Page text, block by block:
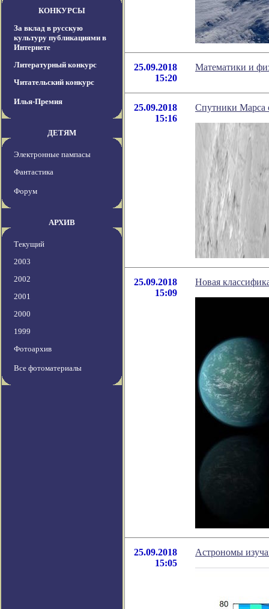
КОНКУРСЫ
За вклад в русскую
культуру публикациями в
Интернете
Литературный конкурс
Читательский конкурс
Илья-Премия
ДЕТЯМ
Электронные пампасы
Фантастика
Форум
АРХИВ
Текущий
2003
2002
2001
2000
1999
Фотоархив
Все фотоматериалы
25.09.2018
15:20
Математики и
25.09.2018
15:16
Спутники Марса
25.09.2018
15:09
Новая
25.09.2018
15:05
Астрономы